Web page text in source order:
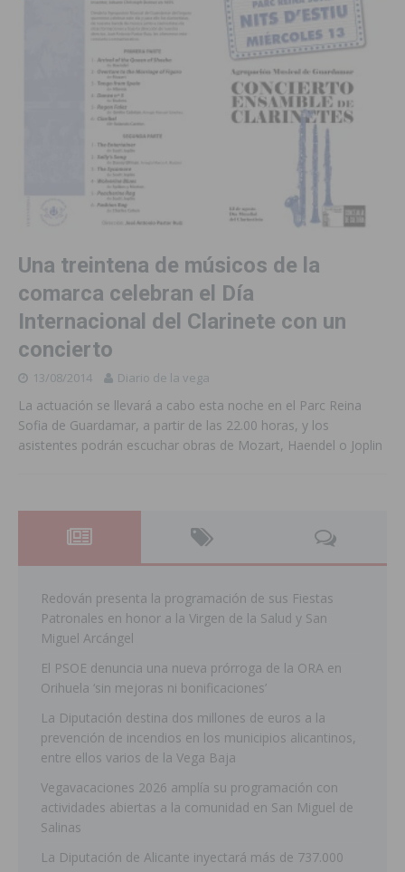
Una treintena de músicos de la
comarca celebran el Día
Internacional del Clarinete con un
concierto
13/08/2014 Diario de la vega
La actuación se llevará a cabo esta noche en el Parc Reina
Sofia de Guardamar, a partir de las 22.00 horas, y los
asistentes podrán escuchar obras de Mozart, Haendel o Joplin
Redován presenta la programación de sus Fiestas
Patronales en honor a la Virgen de la Salud y San
Miguel Arcángel
El PSOE denuncia una nueva prórroga de la ORA en
Orihuela ‘sin mejoras ni bonificaciones’
La Diputación destina dos millones de euros a la
prevención de incendios en los municipios alicantinos,
entre ellos varios de la Vega Baja
Vegavacaciones 2026 amplía su programación con
actividades abiertas a la comunidad en San Miguel de
Salinas
La Diputación de Alicante inyectará más de 737.000